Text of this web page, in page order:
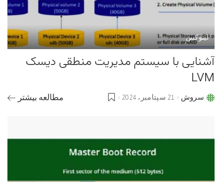
لینوکس
آشنایی با سیستم مدیریت منطقی دیسک
LVM
Postedسروش 21 سپتامبر، 2024 مطالعه بیشتر